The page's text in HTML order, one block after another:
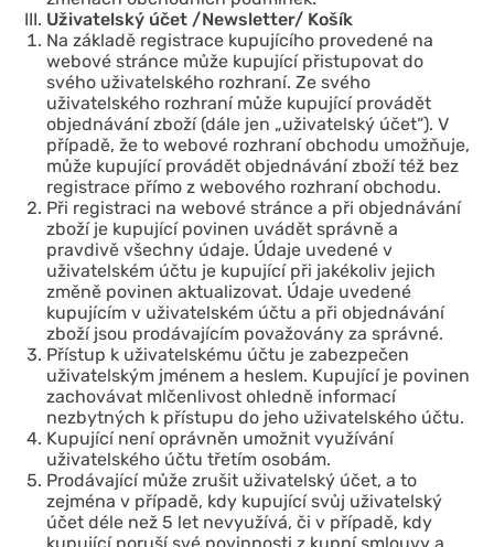
Uživatelský účet /Newsletter/ Košík
Na základě registrace kupujícího provedené na
webové stránce může kupující přistupovat do
svého uživatelského rozhraní. Ze svého
uživatelského rozhraní může kupující provádět
objednávání zboží (dále jen „uživatelský účet“). V
případě, že to webové rozhraní obchodu umožňuje,
může kupující provádět objednávání zboží též bez
registrace přímo z webového rozhraní obchodu.
Při registraci na webové stránce a při objednávání
zboží je kupující povinen uvádět správně a
pravdivě všechny údaje. Údaje uvedené v
uživatelském účtu je kupující při jakékoliv jejich
změně povinen aktualizovat. Údaje uvedené
kupujícím v uživatelském účtu a při objednávání
zboží jsou prodávajícím považovány za správné.
Přístup k uživatelskému účtu je zabezpečen
uživatelským jménem a heslem. Kupující je povinen
zachovávat mlčenlivost ohledně informací
nezbytných k přístupu do jeho uživatelského účtu.
Kupující není oprávněn umožnit využívání
uživatelského účtu třetím osobám.
Prodávající může zrušit uživatelský účet, a to
zejména v případě, kdy kupující svůj uživatelský
účet déle než 5 let nevyužívá, či v případě, kdy